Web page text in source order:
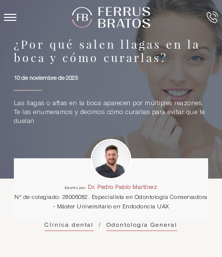
¿Por qué salen llagas en la
boca y cómo curarlas?
10 de noviembre de 2023
Las llagas o aftas en la boca aparecen por múltiples reazones.
Te las enumeramos y decimos cómo curarlas para evitar que te
duelan
Escrito por:
Dr. Pedro Pablo Martínez
Nº de colegiado: 28006082. Especialista en Odontología Conservadora
- Máster Universitario en Endodoncia UAX
Clínica dental / Odontología General